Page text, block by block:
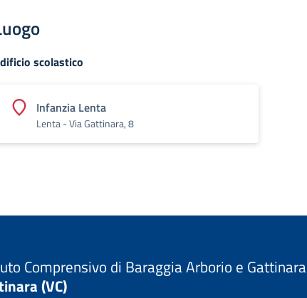
scolastico
Infanzia Lenta
Lenta - Via Gattinara, 8
Comprensivo di Baraggia Arborio e Gattinara
(VC)